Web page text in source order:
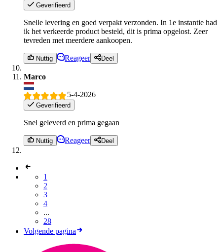
Geverifieerd
Snelle levering en goed verpakt verzonden. In 1e instantie had
ik het verkeerde product besteld, dit is prima opgelost. Zeer
tevreden met meerdere aankoopen.
Nuttig Reageer Deel
Marco
5-4-2026
Geverifieerd
Snel geleverd en prima gegaan
Nuttig Reageer Deel
1
2
3
4
...
28
Volgende pagina